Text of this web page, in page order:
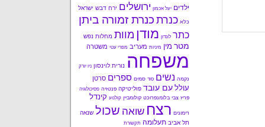
ילדים יעל אכמון ירושלים ירח דבש ישראל
כלא כנרת כנרת זמורה ביתן
כתר לונדון מודן מוות מחלות נפש
מטר מין מיניות מעריב מפרי עטי משטרה
משפחה נורית לוינסון ניו יורק
נקמה נשים סוד סמים ספרים סרטן
עולל עם עובד פוליטיקה פנטזיה פסיכולוגיה
פריז צבי בלומנפרוכט קולומביין קולנוע קינדל
רימונים רצח שואה שכול שנאה
תל אביב תעלומה תקשורת